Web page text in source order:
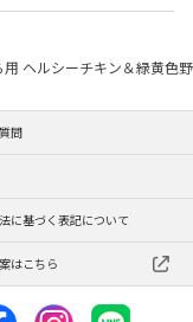
ヘルシーチキン＆緑黄色
問
に基づく表記について
はこちら